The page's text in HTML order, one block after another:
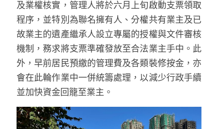
及業權核實，管理人將於六月上旬啟動支票領取
程序，並特別為聯名擁有人、分權共有業主及已
故業主的遺產繼承人設立專屬的授權與文件審核
機制，務求將支票準確發放至合法業主手中。此
外，早前居民預繳的管理費及各類裝修按金，亦
會在此輪作業中一併統籌處理，以減少行政手續
並加快資金回籠至業主。